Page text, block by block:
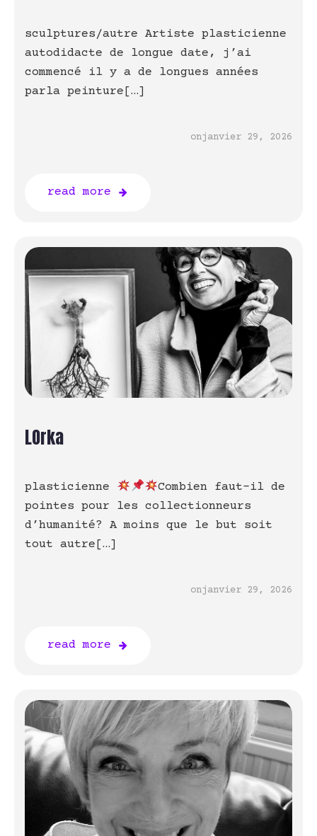
sculptures/autre Artiste plasticienne
autodidacte de longue date, j’ai
commencé il y a de longues années
parla peinture[…]
onjanvier 29, 2026
read more
LOrka
plasticienne
Combien faut-il de
pointes pour les collectionneurs
d’humanité? A moins que le but soit
tout autre[…]
onjanvier 29, 2026
read more